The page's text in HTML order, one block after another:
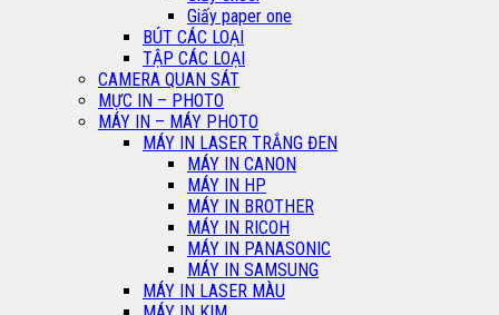
Giấy paper one
BÚT CÁC LOẠI
TẬP CÁC LOẠI
CAMERA QUAN SÁT
MỰC IN – PHOTO
MÁY IN – MÁY PHOTO
MÁY IN LASER TRẮNG ĐEN
MÁY IN CANON
MÁY IN HP
MÁY IN BROTHER
MÁY IN RICOH
MÁY IN PANASONIC
MÁY IN SAMSUNG
MÁY IN LASER MÀU